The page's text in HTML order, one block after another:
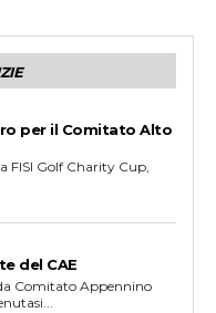
per il Comitato Alto
FISI Golf Charity Cup,
del CAE
Comitato Appennino